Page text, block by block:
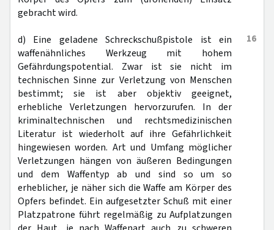
gebracht wird.
16
d) Eine geladene Schreckschußpistole ist ein
waffenähnliches Werkzeug mit hohem
Gefährdungspotential. Zwar ist sie nicht im
technischen Sinne zur Verletzung von Menschen
bestimmt; sie ist aber objektiv geeignet,
erhebliche Verletzungen hervorzurufen. In der
kriminaltechnischen und rechtsmedizinischen
Literatur ist wiederholt auf ihre Gefährlichkeit
hingewiesen worden. Art und Umfang möglicher
Verletzungen hängen von äußeren Bedingungen
und dem Waffentyp ab und sind so um so
erheblicher, je näher sich die Waffe am Körper des
Opfers befindet. Ein aufgesetzter Schuß mit einer
Platzpatrone führt regelmäßig zu Aufplatzungen